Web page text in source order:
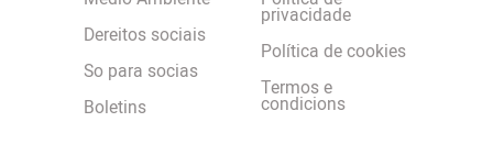
Dereitos sociais
So para socias
Boletins
privacidade
Política de cookies
Termos e
condicions